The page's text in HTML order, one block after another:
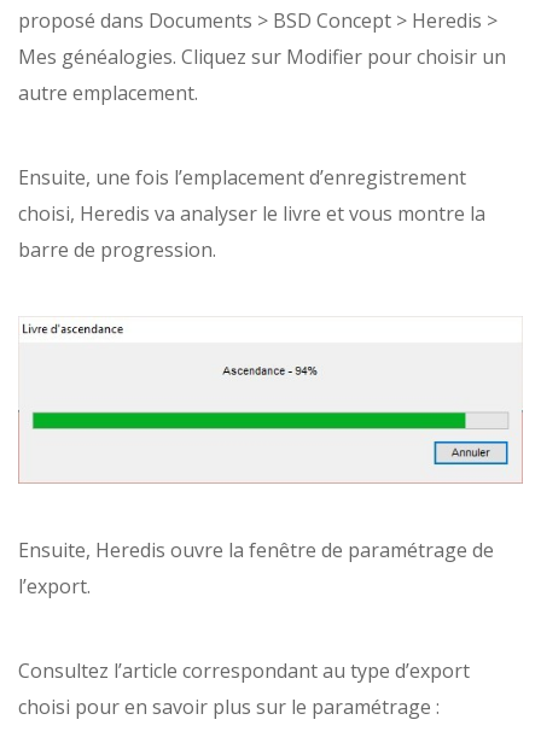
proposé dans Documents > BSD Concept > Heredis >
Mes généalogies. Cliquez sur Modifier pour choisir un
autre emplacement.
Ensuite, une fois l’emplacement d’enregistrement
choisi, Heredis va analyser le livre et vous montre la
barre de progression.
Ensuite, Heredis ouvre la fenêtre de paramétrage de
l’export.
Consultez l’article correspondant au type d’export
choisi pour en savoir plus sur le paramétrage :